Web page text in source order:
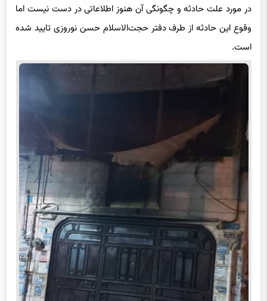
در مورد علت حادثه و چگونگی آن هنوز اطلاعاتی در دست نیست اما
وقوع این حادثه از طرف دفتر حجت‌الاسلام حسن نوروزی تایید شده
است.